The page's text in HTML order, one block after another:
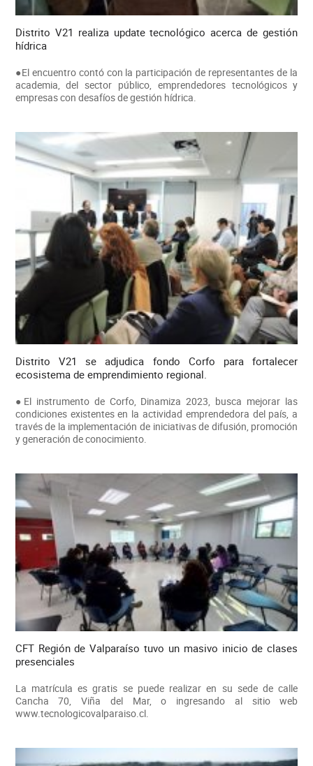
Distrito V21 realiza update tecnológico acerca de gestión
hídrica
●El encuentro contó con la participación de representantes de la
academia, del sector público, emprendedores tecnológicos y
empresas con desafíos de gestión hídrica.
Distrito V21 se adjudica fondo Corfo para fortalecer
ecosistema de emprendimiento regional.
●El instrumento de Corfo, Dinamiza 2023, busca mejorar las
condiciones existentes en la actividad emprendedora del país, a
través de la implementación de iniciativas de difusión, promoción
y generación de conocimiento.
CFT Región de Valparaíso tuvo un masivo inicio de clases
presenciales
La matrícula es gratis se puede realizar en su sede de calle
Cancha 70, Viña del Mar, o ingresando al sitio web
www.tecnologicovalparaiso.cl.